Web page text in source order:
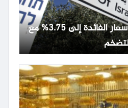
بنك إسرائيل يخفض أسعار الفائدة إلى 3.75% مع